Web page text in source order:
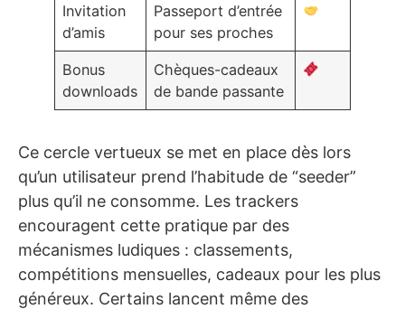
Invitation
d’amis
Passeport d’entrée
pour ses proches
Bonus
downloads
Chèques-cadeaux
de bande passante
Ce cercle vertueux se met en place dès lors
qu’un utilisateur prend l’habitude de “seeder”
plus qu’il ne consomme. Les trackers
encouragent cette pratique par des
mécanismes ludiques : classements,
compétitions mensuelles, cadeaux pour les plus
généreux. Certains lancent même des